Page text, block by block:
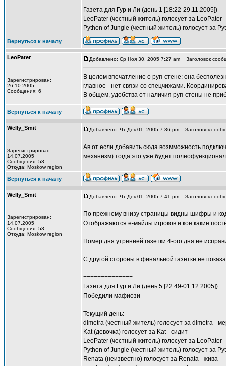
Газета для Гур и Ли (день 1 [18:22-29.11.2005])
LeoPater (честный житель) голосует за LeoPater
Python of Jungle (честный житель) голосует за
Вернуться к началу
LeoPater
Зарегистрирован:
26.10.2005
Сообщения: 6
Добавлено: Ср Ноя 30, 2005 7:27 am Заголовок
В целом впечатление о руп-стене: она
главное - нет связи со спецчижами.
В общем, удобства от наличия руп-стены не
Вернуться к началу
Welly_Smit
Зарегистрирован:
14.07.2005
Сообщения: 53
Откуда: Moskow region
Добавлено: Чт Дек 01, 2005 7:36 pm Заголовок
Ав от если добавить сюда возмможность
механизм) тогда это уже будет
Вернуться к началу
Welly_Smit
Зарегистрирован:
14.07.2005
Сообщения: 53
Откуда: Moskow region
Добавлено: Чт Дек 01, 2005 7:41 pm Заголовок
По прежнему внизу страницы видны шифры и
Отображаются е-майлы игроков и кое какие
Номер дня утренней газетки 4-ого дня не
С другой стороны в финальной газетке не
==============
Газета для Гур и Ли (день 5 [22:49-01.12.2005])
Победили мафиози
Текущий день:
dimetra (честный житель) голосует за dimetra -
Kat (девочка) голосует за Kat - сидит
LeoPater (честный житель) голосует за LeoPater
Python of Jungle (честный житель) голосует за
Renata (неизвестно) голосует за Renata - жива